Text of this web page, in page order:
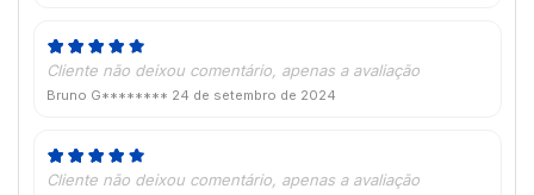
Cliente não deixou comentário, apenas a avaliação
Bruno G******** 24 de setembro de 2024
Cliente não deixou comentário, apenas a avaliação